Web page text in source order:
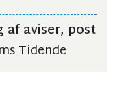
af aviser, post
Tidende